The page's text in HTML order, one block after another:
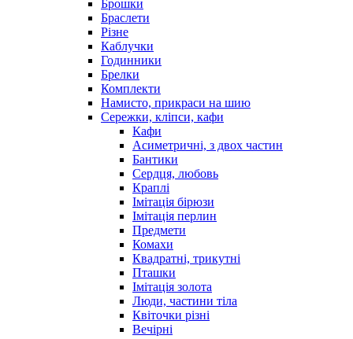
Брошки
Браслети
Різне
Каблучки
Годинники
Брелки
Комплекти
Намисто, прикраси на шию
Сережки, кліпси, кафи
Кафи
Асиметричні, з двох частин
Бантики
Сердця, любовь
Краплі
Імітація бірюзи
Імітація перлин
Предмети
Комахи
Квадратні, трикутні
Пташки
Імітація золота
Люди, частини тіла
Квіточки різні
Вечірні